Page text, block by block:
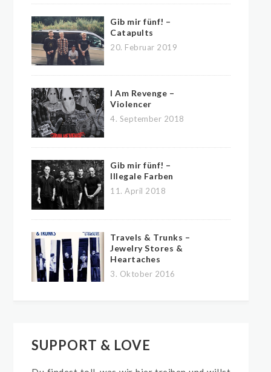
Gib mir fünf! –
Catapults
20. Februar 2019
I Am Revenge –
Violencer
4. September 2018
Gib mir fünf! –
Illegale Farben
11. April 2018
Travels & Trunks –
Jewelry Stores &
Heartaches
3. Oktober 2016
SUPPORT & LOVE